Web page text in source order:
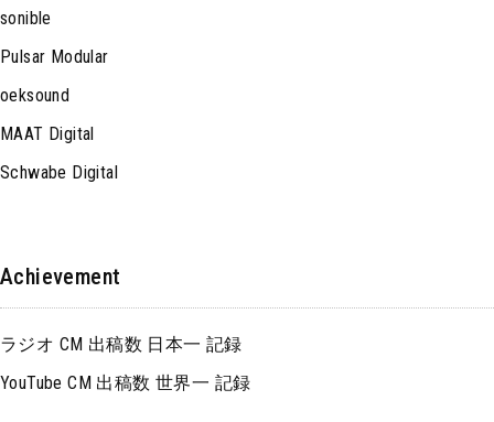
sonible
Pulsar Modular
oeksound
MAAT Digital
Schwabe Digital
Achievement
ラジオ CM 出稿数 日本一 記録
YouTube CM 出稿数 世界一 記録